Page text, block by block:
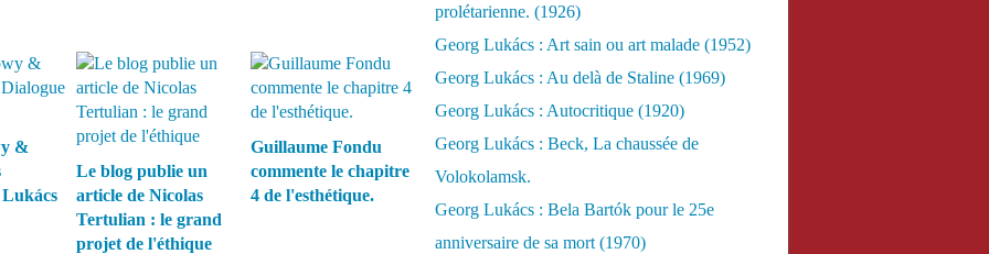
&
Le blog publie un
article de Nicolas
Tertulian : le grand
projet de l'éthique
Guillaume Fondu
commente le chapitre
4 de l'esthétique.
prolétarienne. (1926)
Georg Lukács : Art sain ou art malade (1952)
Georg Lukács : Au delà de Staline (1969)
Georg Lukács : Autocritique (1920)
Georg Lukács : Beck, La chaussée de
Volokolamsk.
Georg Lukács : Bela Bartók pour le 25e
anniversaire de sa mort (1970)